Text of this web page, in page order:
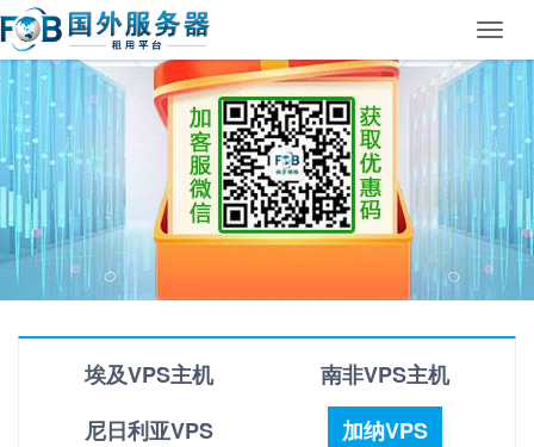
埃及VPS主机
南非VPS主机
尼日利亚VPS
加纳VPS